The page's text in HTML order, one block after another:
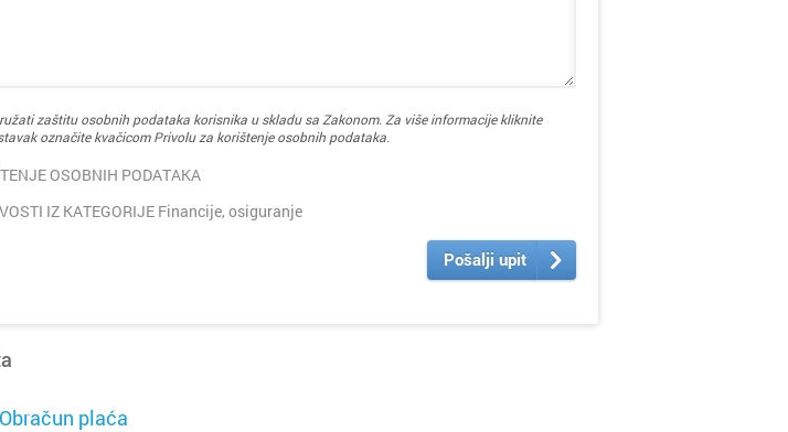
zaštitu osobnih podataka korisnika u skladu sa Zakonom. Za više informacije kliknite
označite kvačicom Privolu za korištenje osobnih podataka.
OSOBNIH PODATAKA
IZ KATEGORIJE Financije, osiguranje
Pošalji upit
Obračun plaća